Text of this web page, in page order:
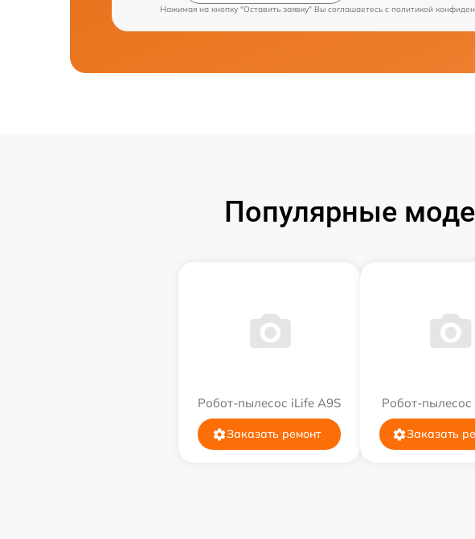
Нажимая на кнопку "Оставить заявку" Вы соглашаетесь c политикой
Популярные
Робот-пылесос iLife A9S
Заказать ремонт
Робот-пылесос
Заказать